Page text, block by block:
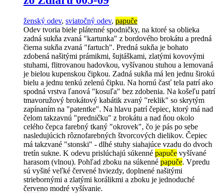
ženský odev, sviatočný odev, papuče
Odev tvoria biele plátenné spodničky, na ktoré sa oblieka
zadná sukňa zvaná "kartunka" z bordového brokátu a predná
čierna sukňa zvaná "fartuch". Predná sukňa je bohato
zdobená našitými prámikmi, šujtáškami, zlatými kovovými
stuhami, flitrovanou hadovkou, vyšívanou stuhou a lemovaná
je bielou kupenskou čipkou. Zadná sukňa má len jednu širokú
bielu a jednu tenkú zelenú čipku. Na hornú časť tela patrí ako
spodná vrstva ľanová "kosuľa" bez zdobenia. Na košeľu patrí
tmavoružový brokátový kabátik zvaný "reklik" so skrytým
zapínaním na "patentke". Na hlavu patrí čepiec, ktorý má nad
čelom takzavnú "predničku" z brokátu a nad ňou okolo
celého čepca farebný tkaný "okrovek", čo je pás po sebe
nasledujúcich rôznofarebných štvorcových dielikov. Čepiec
má takzvané "stonski" - dlhé stuhy siahajúce vzadu do dvoch
tretín sukne. K odevu prislúchajú súkenné papuče vyšívané
harasom (vlnou). Pohľad zboku na súkenné papuče. Vpredu
sú vyšité veľké červené hviezdy, doplnené našitými
striebornými a zlatými korálikmi a zboku je jednoduché
červeno modré vyšívanie.